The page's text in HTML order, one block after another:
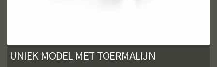
UNIEK MODEL MET TOERMALIJN